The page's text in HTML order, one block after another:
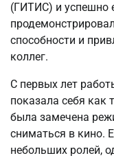
(ГИТИС) и успешно
способности и
коллег.
С первых лет
показала себя как
была замечена
сниматься в кино.
небольших ролей,